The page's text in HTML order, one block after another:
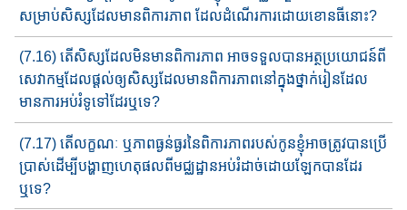
សម្រាប់សិស្សដែលមានពិការភាព ដែលដំណើរការដោយខោន​ធី​នោះ​​?
(7.16) តើសិស្សដែលមិនមានពិការភាព អាចទទួល​បានអត្ថប្រយោជន៍​ពី
សេវាកម្ម​ដែលផ្ដល់​ឲ្យ​សិស្ស​ដែល​មាន​ពិការភាព​នៅក្នុងថ្នាក់រៀន​ដែល​
មានការអប់រំទូទៅដែរឬទេ?
(7.17) តើលក្ខណៈ​ ឬភាពធ្ងន់ធ្ងរនៃពិការភាពរបស់កូនខ្ញុំ​អាចត្រូវ​បា​ន​ប្រើ​
ប្រាស់ដើម្បីបង្ហាញហេតុផល​ពីមជ្ឈដ្ឋាន​អប់រំដាច់​ដោយឡែក​បាន​ដែរ​
ឬទេ?